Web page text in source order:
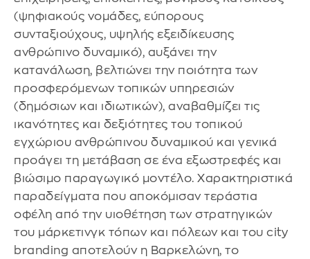
(ψηφιακούς νομάδες, εύπορους
συνταξιούχους, υψηλής εξειδίκευσης
ανθρώπινο δυναμικό), αυξάνει την
κατανάλωση, βελτιώνει την ποιότητα των
προσφερόμενων τοπικών υπηρεσιών
(δημόσιων και ιδιωτικών), αναβαθμίζει τις
ικανότητες και δεξιότητες του τοπικού
εγχώριου ανθρώπινου δυναμικού και γενικά
προάγει τη μετάβαση σε ένα εξωστρεφές και
βιώσιμο παραγωγικό μοντέλο. Χαρακτηριστικά
παραδείγματα που αποκόμισαν τεράστια
οφέλη από την υιοθέτηση των στρατηγικών
του μάρκετινγκ τόπων και πόλεων και του city
branding αποτελούν η Βαρκελώνη, το